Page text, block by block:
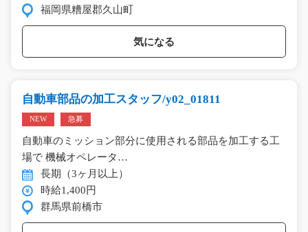
福岡県糟屋郡久山町
気になる
自動車部品の加工スタッフ/y02_01811
NEW 急募
自動車のミッション部分に使用される部品を加工する工
場で 機械オペレータ…
長期（3ヶ月以上）
時給1,400円
群馬県前橋市